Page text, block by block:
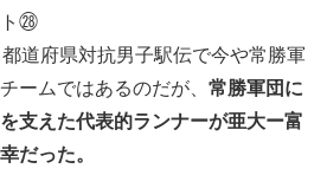
㉘
道府県対抗男子駅伝で今や常勝軍
ームではあるのだが、 常勝軍団に
支えた代表的ランナーが亜大ー富
だった。